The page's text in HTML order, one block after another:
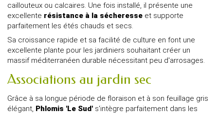
caillouteux ou calcaires. Une fois installé, il présente une
excellente résistance à la sécheresse et supporte
parfaitement les étés chauds et secs.
Sa croissance rapide et sa facilité de culture en font une
excellente plante pour les jardiniers souhaitant créer un
massif méditerranéen durable nécessitant peu d'arrosages.
Associations au jardin sec
Grâce à sa longue période de floraison et à son feuillage gris
élégant, Phlomis 'Le Sud' s'intègre parfaitement dans les